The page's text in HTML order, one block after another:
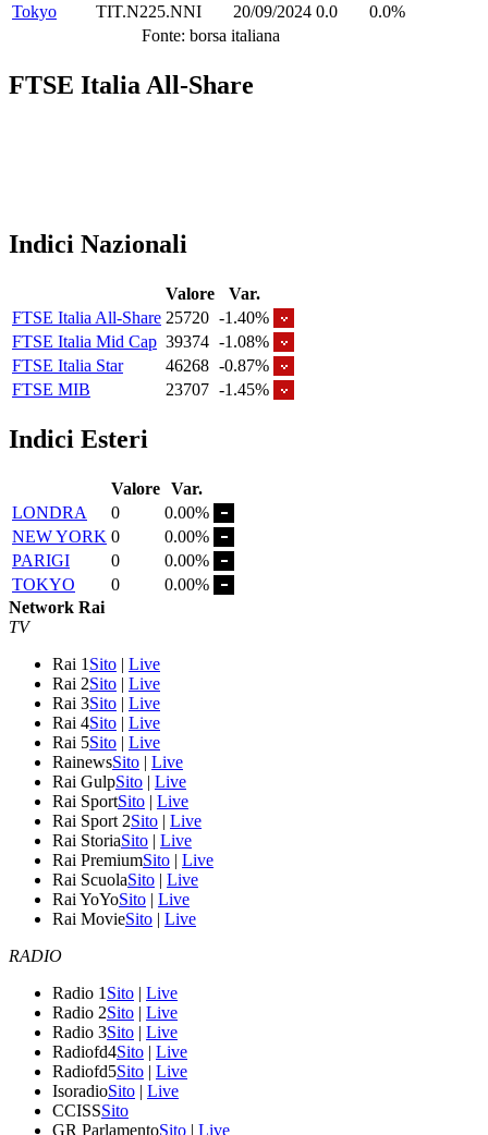
Tokyo
TIT.N225.NNI 20/09/2024 0.0
0.0%
Fonte: borsa italiana
FTSE Italia All-Share
Indici Nazionali
Valore
Var.
FTSE Italia All-Share 25720 -1.40%
FTSE Italia Mid Cap 39374 -1.08%
FTSE Italia Star
46268 -0.87%
FTSE MIB
23707 -1.45%
Indici Esteri
Valore Var.
LONDRA
0
0.00%
NEW YORK 0
0.00%
PARIGI
0
0.00%
TOKYO
0
0.00%
Network Rai
TV
Rai 1 Sito | Live
Rai 2Sito | Live
Rai 3Sito | Live
Rai 4Sito | Live
Rai 5Sito | Live
RainewsSito | Live
Rai GulpSito | Live
Rai SportSito | Live
Rai Sport 2Sito | Live
Rai StoriaSito | Live
Rai PremiumSito | Live
Rai ScuolaSito | Live
Rai YoYoSito | Live
Rai MovieSito | Live
RADIO
Radio 1 Sito | Live
Radio 2Sito | Live
Radio 3Sito | Live
Radiofd4Sito | Live
Radiofd5Sito | Live
IsoradioSito | Live
CCISSSito
GR ParlamentoSito | Live